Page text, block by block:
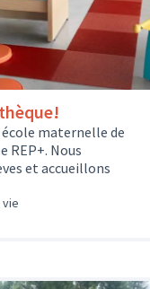
maternelle de
REP+. Nous
et accueillons